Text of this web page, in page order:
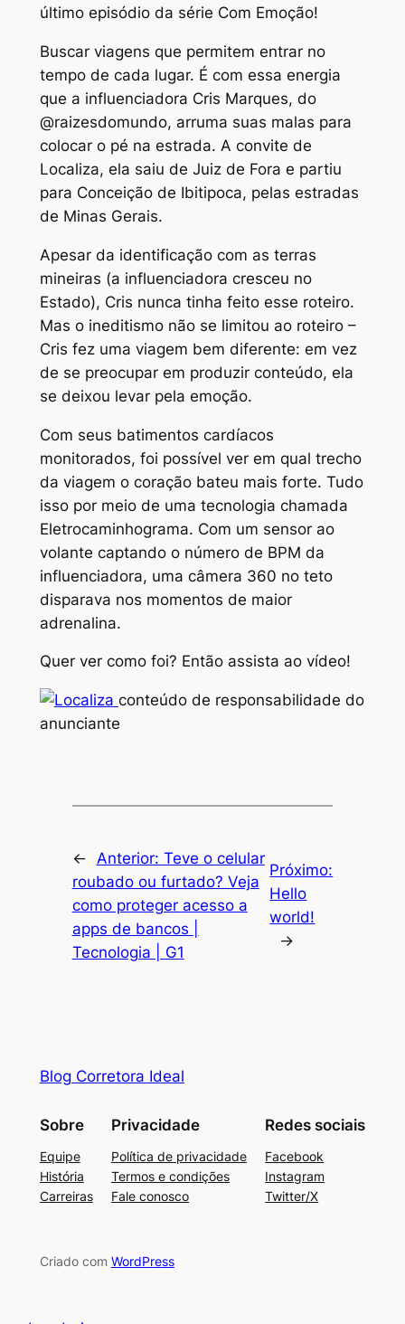
último episódio da série Com Emoção!
Buscar viagens que permitem entrar no
tempo de cada lugar. É com essa energia
que a influenciadora Cris Marques, do
@raizesdomundo, arruma suas malas para
colocar o pé na estrada. A convite de
Localiza, ela saiu de Juiz de Fora e partiu
para Conceição de Ibitipoca, pelas estradas
de Minas Gerais.
Apesar da identificação com as terras
mineiras (a influenciadora cresceu no
Estado), Cris nunca tinha feito esse roteiro.
Mas o ineditismo não se limitou ao roteiro –
Cris fez uma viagem bem diferente: em vez
de se preocupar em produzir conteúdo, ela
se deixou levar pela emoção.
Com seus batimentos cardíacos
monitorados, foi possível ver em qual trecho
da viagem o coração bateu mais forte. Tudo
isso por meio de uma tecnologia chamada
Eletrocaminhograma. Com um sensor ao
volante captando o número de BPM da
influenciadora, uma câmera 360 no teto
disparava nos momentos de maior
adrenalina.
Quer ver como foi? Então assista ao vídeo!
conteúdo de responsabilidade do
anunciante
← Anterior: Teve o celular
roubado ou furtado? Veja
como proteger acesso a
apps de bancos |
Tecnologia | G1
Próximo:
Hello
world!
→
Blog Corretora Ideal
Sobre
Equipe
História
Carreiras
Privacidade
Política de privacidade
Termos e condições
Fale conosco
Redes sociais
Facebook
Instagram
Twitter/X
Criado com WordPress